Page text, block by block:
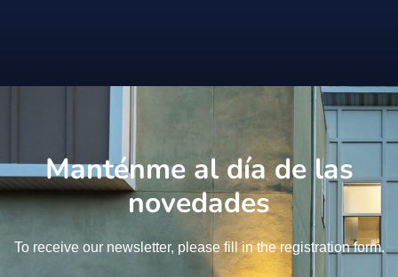
Manténme al día de las
novedades
To receive our newsletter, please fill in the registration form.